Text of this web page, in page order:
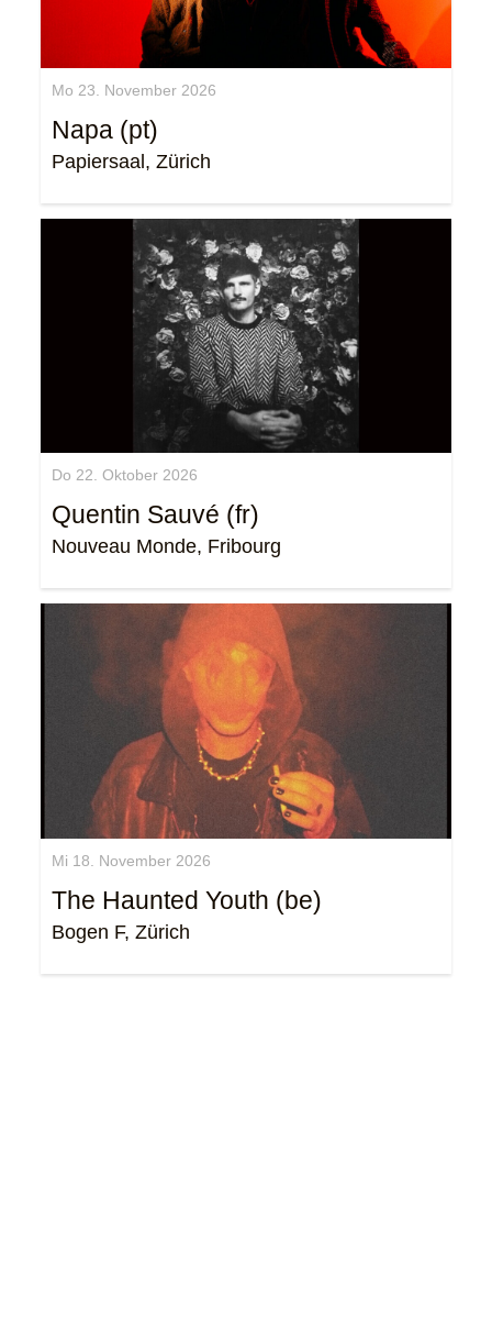
Mo 23. November 2026
Napa (pt)
Papiersaal, Zürich
Do 22. Oktober 2026
Quentin Sauvé (fr)
Nouveau Monde, Fribourg
Mi 18. November 2026
The Haunted Youth (be)
Bogen F, Zürich